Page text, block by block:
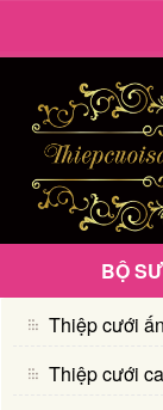
BỘ
Thiệp cưới
Thiệp cưới